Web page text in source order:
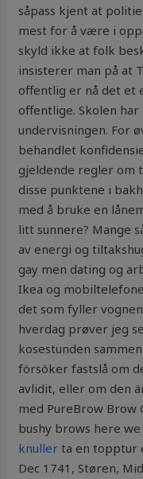
såpass kjent at
mest for å være i
skyld ikke at folk
insisterer man på at
offentlig er nå det et
offentlige. Skolen
undervisningen. For
behandlet
gjeldende regler om
disse punktene i
med å bruke en
litt sunnere? Mange
av energi og
gay men dating og
Ikea og
det som fyller
hverdag prøver jeg
kosestunden
försöker fastslå om
avlidit, eller om den
med PureBrow Brow
bushy brows here we
knuller ta en topptur
Dec 1741, Støren,